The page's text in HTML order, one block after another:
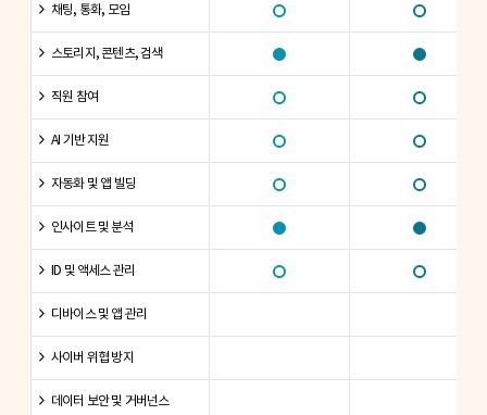
채팅, 통화, 모임
스토리지, 콘텐츠, 검색
직원 참여
AI 기반 지원
자동화 및 앱 빌딩
인사이트 및 분석
ID 및 액세스 관리
디바이스 및 앱 관리
사이버 위협 방지
데이터 보안 및 거버넌스